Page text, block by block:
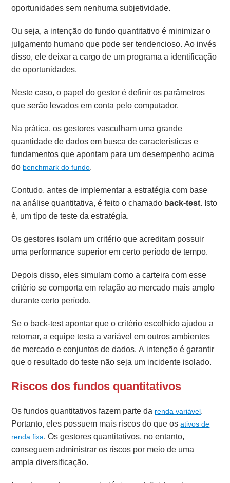
oportunidades sem nenhuma subjetividade.
Ou seja, a intenção do fundo quantitativo é minimizar o
julgamento humano que pode ser tendencioso. Ao invés
disso, ele deixar a cargo de um programa a identificação
de oportunidades.
Neste caso, o papel do gestor é definir os parâmetros
que serão levados em conta pelo computador.
Na prática, os gestores vasculham uma grande
quantidade de dados em busca de características e
fundamentos que apontam para um desempenho acima
do benchmark do fundo.
Contudo, antes de implementar a estratégia com base
na análise quantitativa, é feito o chamado back-test. Isto
é, um tipo de teste da estratégia.
Os gestores isolam um critério que acreditam possuir
uma performance superior em certo período de tempo.
Depois disso, eles simulam como a carteira com esse
critério se comporta em relação ao mercado mais amplo
durante certo período.
Se o back-test apontar que o critério escolhido ajudou a
retornar, a equipe testa a variável em outros ambientes
de mercado e conjuntos de dados. A intenção é garantir
que o resultado do teste não seja um incidente isolado.
Riscos dos fundos quantitativos
Os fundos quantitativos fazem parte da renda variável.
Portanto, eles possuem mais riscos do que osativos de
renda fixa. Os gestores quantitativos, no entanto,
conseguem administrar os riscos por meio de uma
ampla diversificação.